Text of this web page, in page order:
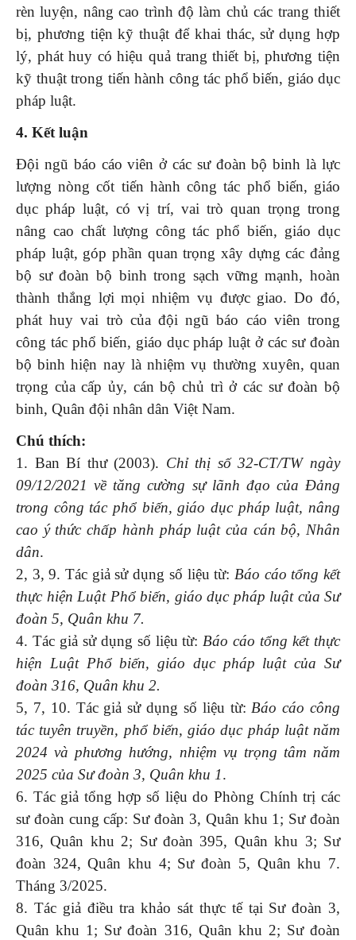
rèn luyện, nâng cao trình độ làm chủ các trang thiết
bị, phương tiện kỹ thuật để khai thác, sử dụng hợp
lý, phát huy có hiệu quả trang thiết bị, phương tiện
kỹ thuật trong tiến hành công tác phổ biến, giáo dục
pháp luật.
4. Kết luận
Đội ngũ báo cáo viên ở các sư đoàn bộ binh là lực
lượng nòng cốt tiến hành công tác phổ biến, giáo
dục pháp luật, có vị trí, vai trò quan trọng trong
nâng cao chất lượng công tác phổ biến, giáo dục
pháp luật, góp phần quan trọng xây dựng các đảng
bộ sư đoàn bộ binh trong sạch vững mạnh, hoàn
thành thắng lợi mọi nhiệm vụ được giao. Do đó,
phát huy vai trò của đội ngũ báo cáo viên trong
công tác phổ biến, giáo dục pháp luật ở các sư đoàn
bộ binh hiện nay là nhiệm vụ thường xuyên, quan
trọng của cấp ủy, cán bộ chủ trì ở các sư đoàn bộ
binh, Quân đội nhân dân Việt Nam.
Chú thích:
1. Ban Bí thư (2003). Chỉ thị số 32-CT/TW ngày
09/12/2021 về tăng cường sự lãnh đạo của Đảng
trong công tác phổ biến, giáo dục pháp luật, nâng
cao ý thức chấp hành pháp luật của cán bộ, Nhân
dân.
2, 3, 9. Tác giả sử dụng số liệu từ: Báo cáo tổng kết
thực hiện Luật Phổ biến, giáo dục pháp luật của Sư
đoàn 5, Quân khu 7.
4. Tác giả sử dụng số liệu từ: Báo cáo tổng kết thực
hiện Luật Phổ biến, giáo dục pháp luật của Sư
đoàn 316, Quân khu 2.
5, 7, 10. Tác giả sử dụng số liệu từ: Báo cáo công
tác tuyên truyền, phổ biến, giáo dục pháp luật năm
2024 và phương hướng, nhiệm vụ trọng tâm năm
2025 của Sư đoàn 3, Quân khu 1.
6. Tác giả tổng hợp số liệu do Phòng Chính trị các
sư đoàn cung cấp: Sư đoàn 3, Quân khu 1; Sư đoàn
316, Quân khu 2; Sư đoàn 395, Quân khu 3; Sư
đoàn 324, Quân khu 4; Sư đoàn 5, Quân khu 7.
Tháng 3/2025.
8. Tác giả điều tra khảo sát thực tế tại Sư đoàn 3,
Quân khu 1; Sư đoàn 316, Quân khu 2; Sư đoàn